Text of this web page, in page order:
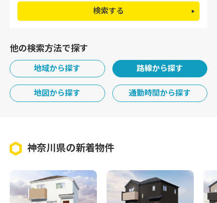
検索する
他の検索方法で探す
地域から探す 路線から探す
地図から探す 通勤時間から探す
神奈川県の新着物件